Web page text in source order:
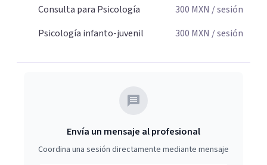
Consulta para Psicología
300 MXN / sesión
Psicología infanto-juvenil
300 MXN / sesión
Envía un mensaje al profesional
Coordina una sesión directamente mediante mensaje